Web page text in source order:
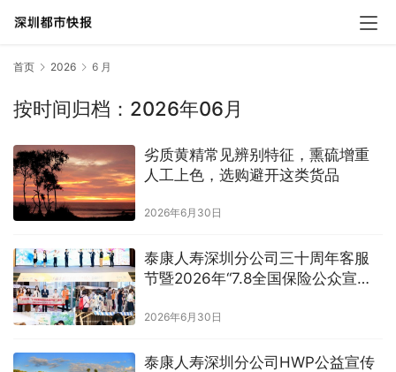
首页 2026 6 月
按时间归档：2026年06月
劣质黄精常见辨别特征，熏硫增重
人工上色，选购避开这类货品
2026年6月30日
泰康人寿深圳分公司三十周年客服
节暨2026年“7.8全国保险公众宣传
2026年6月30日
泰康人寿深圳分公司HWP公益宣传